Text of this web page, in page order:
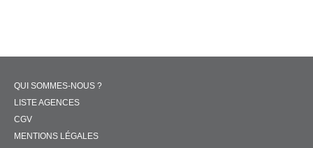
QUI SOMMES-NOUS ?
LISTE AGENCES
CGV
MENTIONS LÉGALES